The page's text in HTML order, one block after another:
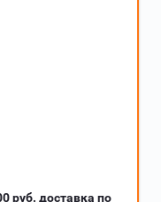
руб. доставка по